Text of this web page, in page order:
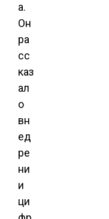
а.
Он
ра
сс
каз
ал
о
вн
ед
ре
ни
и
ци